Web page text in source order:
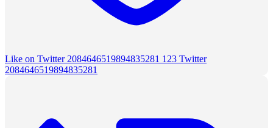
Like on Twitter 2084646519894835281 123 Twitter
2084646519894835281